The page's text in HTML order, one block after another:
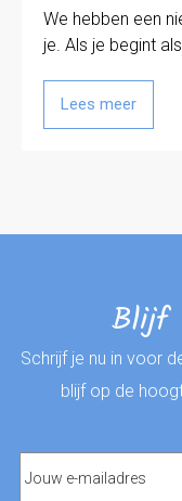
We hebben een
je. Als je begint
Lees meer
Blijf
Schrijf je nu in voor
blijf op de